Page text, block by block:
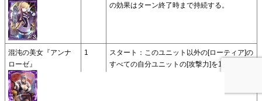
の効果はターン終了時まで持続する。
混沌の美女『アンナ
ローゼ』
1
スタート：このユニット以外の[ローティア]の
すべての自分ユニットの[攻撃力]を10、[速さ]